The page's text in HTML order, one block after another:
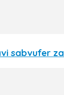
sabvufer